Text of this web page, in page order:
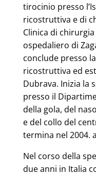
tirocinio presso
ricostruttiva e di
Clinica di
ospedaliero di
conclude presso
ricostruttiva ed
Dubrava. Inizia la
presso il
della gola, del
e del collo del
termina nel 2004.
Nel corso della
due anni in Italia